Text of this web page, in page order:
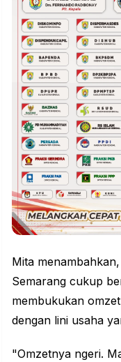
Mita
Semarang cukup
membukukan
dengan lini usaha
"Omzetnya ngeri.